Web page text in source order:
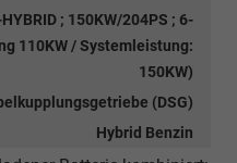
; 150KW/204PS ; 6-
110KW / Systemleistung:
150KW)
(DSG)
Hybrid Benzin